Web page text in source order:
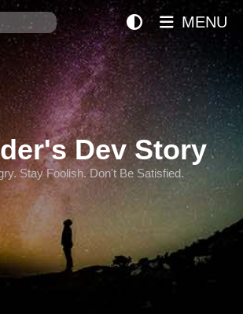
Search
Dev Story
Stay Foolish. Don't Be Satisfied.
MENU